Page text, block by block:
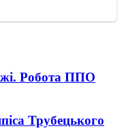
Робота ППО
Трубецького